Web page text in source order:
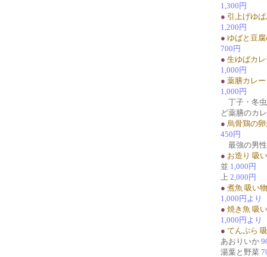
1,300円
● 引上げゆ
1,200円
● ゆばと豆
700円
● 生ゆばカ
1,000円
● 薬膳カレ
1,000円
丁子・冬虫
ど薬膳のカ
● 烏骨鶏の
450円
最強の男
● お造り 吸
並 1,000円
上 2,000円
● 煮魚 吸い
1,000円より
● 焼き魚 吸
1,000円より
● てんぷら
あおりいか
湯葉と野菜